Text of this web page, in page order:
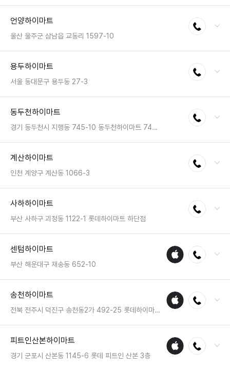
팩스 : 050-2222-1027
영업시간 : 금일 10:30~20:30
언양하이마트
울산 울주군 삼남읍 교동리 1597-10
전화연결
팩스 : 050-2222-1756
영업시간 : 금일 10:30~20:30
용두하이마트
서울 동대문구 용두동 27-3
전화연결
팩스 : 050-2222-0173
영업시간 : 금일 10:30~20:30
동두천하이마트
경기 동두천시 지행동 745-10 동두천하이마트 745-10
전화연결
팩스 : 050-2222-0869
영업시간 : 금일 10:30~20:30
계산하이마트
인천 계양구 계산동 1066-3
전화연결
팩스 : 050-2222-0962
영업시간 : 금일 10:30~20:30
사하하이마트
부산 사하구 괴정동 1122-1 롯데하이마트 하단점
전화연결
팩스 : 050-2222-1781
영업시간 : 금일 10:30~20:30
센텀하이마트
부산 해운대구 재송동 652-10
애플
수리
전화연결
팩스 : 050-2222-1748
영업시간 : 금일 10:30~20:30
송천하이마트
전북 전주시 덕진구 송천동2가 492-25 롯데하이마트 송천점
애플
수리
전화연결
팩스 : 050-2222-1497
영업시간 : 금일 10:30~20:30
피트인산본하이마트
경기 군포시 산본동 1145-6 롯데 피트인 산본 3층
애플
수리
전화연결